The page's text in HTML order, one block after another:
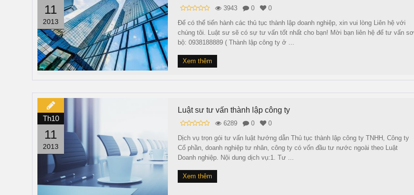
11
2013
3943 0
0
Để có thể tiến hành các thủ tục thành lập doanh nghiệp, xin vui lòng Liên hệ với
chúng tôi. Luật sư sẽ có sự tư vấn tốt nhất cho bạn! Mời bạn liên hệ để tư vấn sơ
bộ: 0938188889 ( Thành lập công ty ở ...
Xem thêm
Th10
11
2013
Luật sư tư vấn thành lập công ty
6289 0
0
Dịch vụ trọn gói tư vấn luật hướng dẫn Thủ tục thành lập công ty TNHH, Công ty
Cổ phần, doanh nghiệp tư nhân, công ty có vốn đầu tư nước ngoài theo Luật
Doanh nghiệp. Nội dung dịch vụ:1. Tư ...
Xem thêm